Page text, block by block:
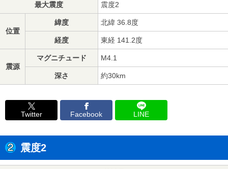
最大震度 震度2
位置
緯度 北緯 36.8度
経度 東経 141.2度
震源
マグニチュード M4.1
深さ 約30km
Twitter Facebook LINE
震度2